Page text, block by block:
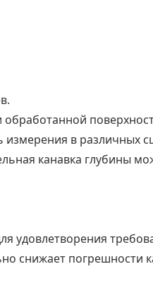
в различных
канавка глубины
удовлетворения
снижает погрешности